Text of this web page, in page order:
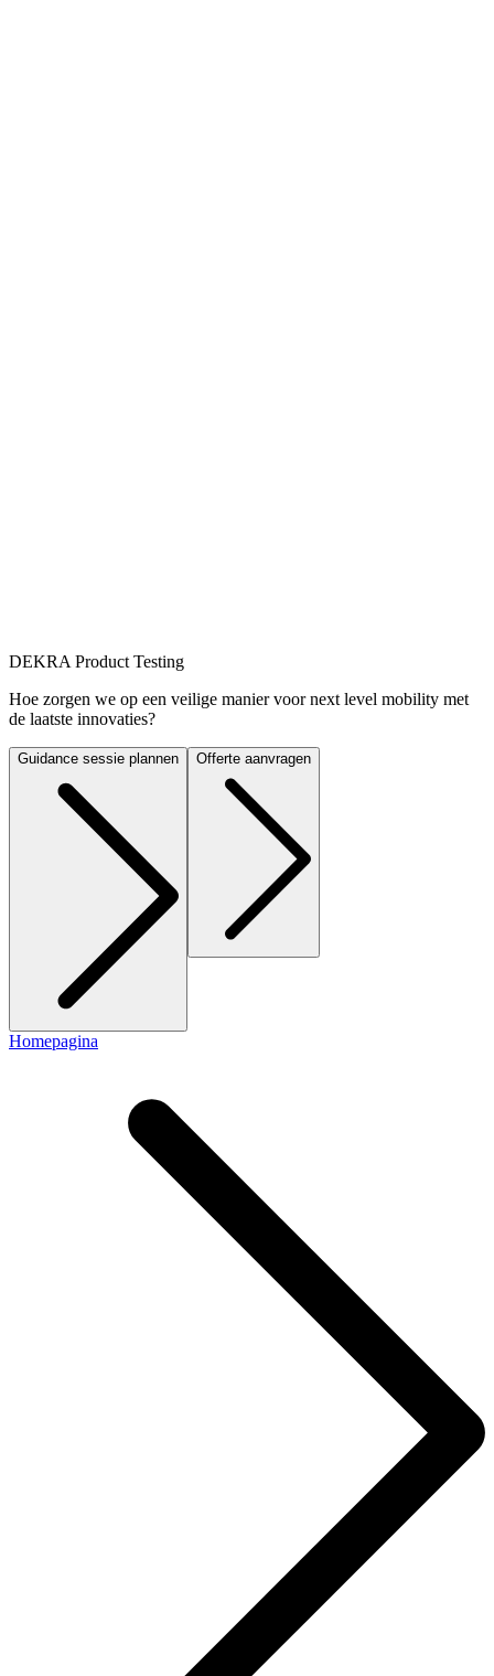
DEKRA Product Testing
Hoe zorgen we op een veilige manier voor next level mobility met
de laatste innovaties?
Guidance sessie plannen Offerte aanvragen
Homepagina